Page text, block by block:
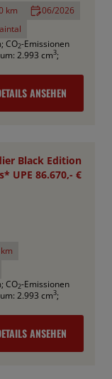
km
06/2026
; CO2-Emissionen
2.993 cm3;
ANSEHEN
Black Edition
UPE 86.670,- €
; CO2-Emissionen
2.993 cm3;
ANSEHEN